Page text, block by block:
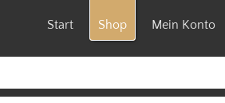
Start Shop Mein Konto